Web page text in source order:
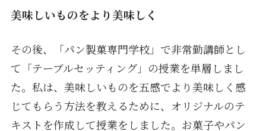
美味しいものをより美味しく
その後、「パン製菓専門学校」で非常勤講師とし
て「テーブルセッティング」の授業を単層しまし
た。私は、美味しいものを五感でより美味しく感
じてもらう方法を教えるために、オリジナルのテ
キストを作成して授業をしました。お菓子やパン